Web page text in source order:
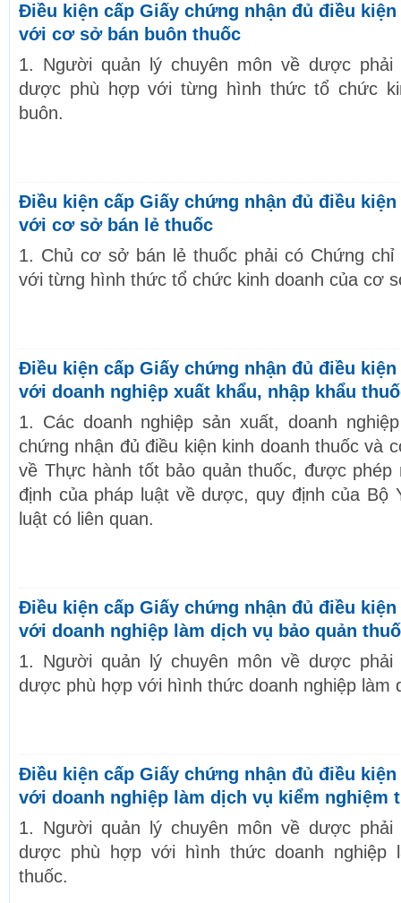
Điều kiện cấp Giấy chứng nhận đủ điều
với cơ sở bán buôn thuốc
1. Người quản lý chuyên môn về dược phải
dược phù hợp với từng hình thức tổ chức
buôn.
Điều kiện cấp Giấy chứng nhận đủ điều
với cơ sở bán lẻ thuốc
1. Chủ cơ sở bán lẻ thuốc phải có Chứng
với từng hình thức tổ chức kinh doanh của cơ
Điều kiện cấp Giấy chứng nhận đủ điều
với doanh nghiệp xuất khẩu, nhập khẩu
1. Các doanh nghiệp sản xuất, doanh
chứng nhận đủ điều kiện kinh doanh thuốc và
về Thực hành tốt bảo quản thuốc, được phép
định của pháp luật về dược, quy định của Bộ
luật có liên quan.
Điều kiện cấp Giấy chứng nhận đủ điều
với doanh nghiệp làm dịch vụ bảo quản
1. Người quản lý chuyên môn về dược phải
dược phù hợp với hình thức doanh nghiệp làm
Điều kiện cấp Giấy chứng nhận đủ điều
với doanh nghiệp làm dịch vụ kiểm nghiệm
1. Người quản lý chuyên môn về dược phải
dược phù hợp với hình thức doanh nghiệp
thuốc.